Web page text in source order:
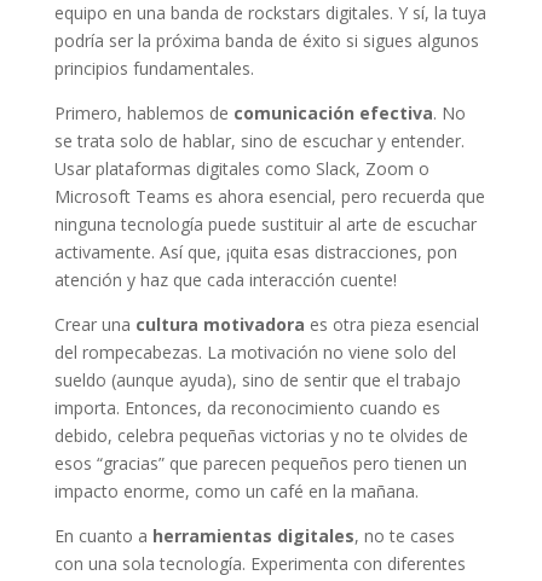
equipo en una banda de rockstars digitales. Y sí, la tuya
podría ser la próxima banda de éxito si sigues algunos
principios fundamentales.
Primero, hablemos de comunicación efectiva. No
se trata solo de hablar, sino de escuchar y entender.
Usar plataformas digitales como Slack, Zoom o
Microsoft Teams es ahora esencial, pero recuerda que
ninguna tecnología puede sustituir al arte de escuchar
activamente. Así que, ¡quita esas distracciones, pon
atención y haz que cada interacción cuente!
Crear una cultura motivadora es otra pieza esencial
del rompecabezas. La motivación no viene solo del
sueldo (aunque ayuda), sino de sentir que el trabajo
importa. Entonces, da reconocimiento cuando es
debido, celebra pequeñas victorias y no te olvides de
esos “gracias” que parecen pequeños pero tienen un
impacto enorme, como un café en la mañana.
En cuanto a herramientas digitales, no te cases
con una sola tecnología. Experimenta con diferentes